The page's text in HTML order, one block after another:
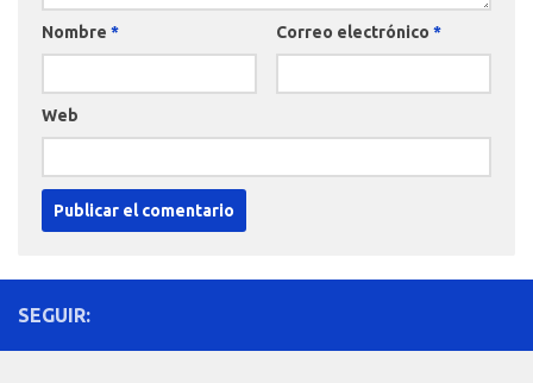
Nombre * Correo electrónico *
Web
SEGUIR: